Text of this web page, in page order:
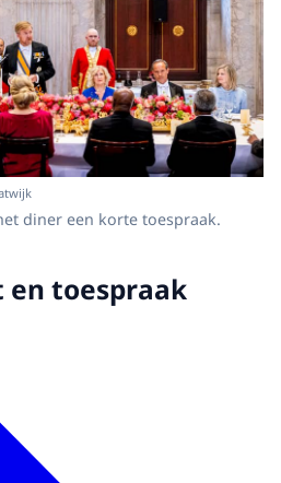
diner een korte toespraak.
en toespraak